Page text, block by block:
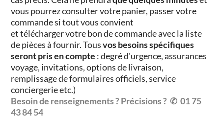
vous pourrez consulter votre panier, passer votre
commande si tout vous convient
ettéléchargervotre bon de commande avec la liste
de pièces à fournir. Tousvos besoins spécifiques
seront pris en compte : degré d'urgence, assurances
voyage, invitations, options de livraison,
remplissage de formulaires officiels, service
conciergerie etc.)
Besoin de renseignements ? Précisions ? ✆ 01 75
43 84 54